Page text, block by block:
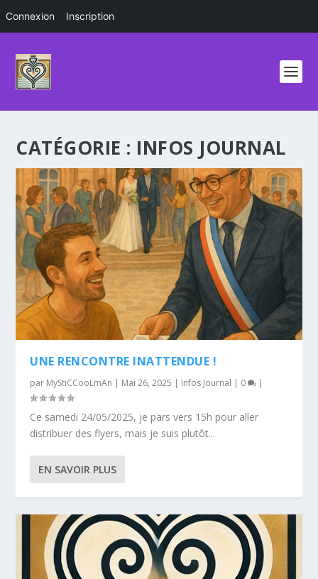
CATÉGORIE : INFOS JOURNAL
UNE RENCONTRE INATTENDUE !
par MyStiCCooLmAn | Mai 26, 2025 | Infos Journal | 0 |
Ce samedi 24/05/2025, je pars vers 15h pour aller
distribuer des flyers, mais je suis plutôt...
EN SAVOIR PLUS
Connexion Inscription